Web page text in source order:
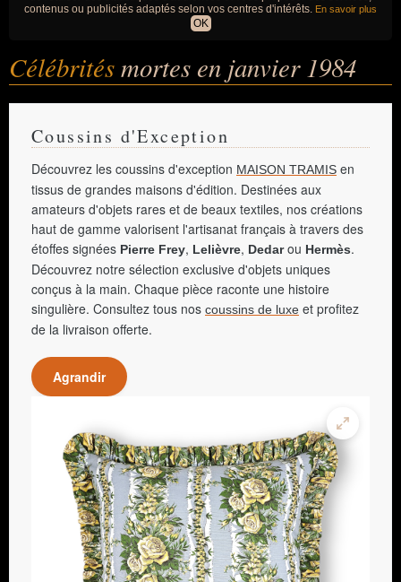
contenus ou publicités adaptés selon vos centres d'intérêts. En savoir plus
OK
Célébritésmortes en janvier 1984
Coussins d'Exception
Découvrez les coussins d'exception MAISON TRAMIS en
tissus de grandes maisons d'édition. Destinées aux
amateurs d'objets rares et de beaux textiles, nos créations
haut de gamme valorisent l'artisanat français à travers des
étoffes signées Pierre Frey, Lelièvre, Dedarou Hermès.
Découvrez notre sélection exclusive d'objets uniques
conçus à la main. Chaque pièce raconte une histoire
singulière. Consultez tous nos coussins de luxe et profitez
de la livraison offerte.
Agrandir